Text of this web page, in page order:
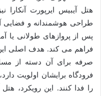
هتل آیبیس ایرپورت آنکارا
طراحی هوشمندانه و فضایی
پس از پروازهای طولانی یا
فراهم می کند. هدف اصلی این
صرفه برای آن دسته از
فرودگاه برایشان اولویت
را فدا کنند. این رویکرد،